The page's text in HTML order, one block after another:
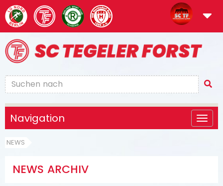
Navigation
NEWS
NEWS ARCHIV